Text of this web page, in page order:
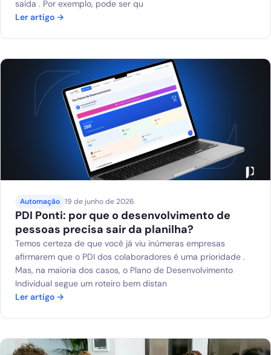
saída . Por exemplo, pode ser qu
Ler artigo →
Automação 19 de junho de 2026
PDI Ponti: por que o desenvolvimento de
pessoas precisa sair da planilha?
Temos certeza de que você já viu inúmeras empresas
afirmarem que o PDI dos colaboradores é uma prioridade .
Mas, na maioria dos casos, o Plano de Desenvolvimento
Individual segue um roteiro bem distan
Ler artigo →